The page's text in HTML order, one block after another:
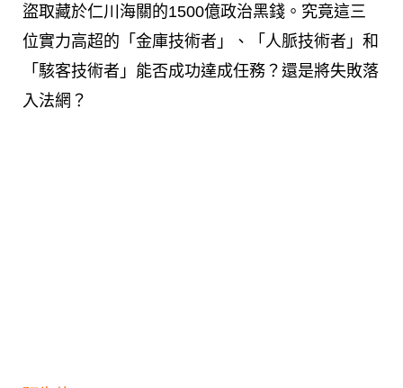
盜取藏於仁川海關的1500億政治黑錢。究竟這三
位實力高超的「金庫技術者」、「人脈技術者」和
「駭客技術者」能否成功達成任務？還是將失敗落
入法網？